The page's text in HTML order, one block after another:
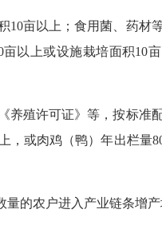
10亩以上；食用菌、药材
以上或设施栽培面积10
养殖许可证》等，按标准
，或肉鸡（鸭）年出栏量
的农户进入产业链条增产